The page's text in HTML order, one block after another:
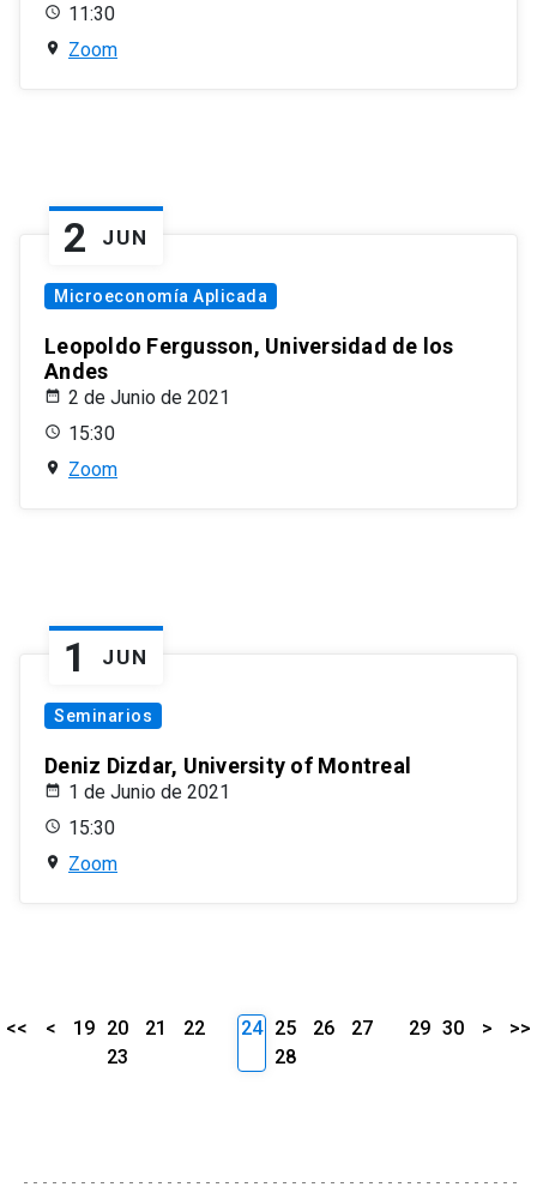
11:30
Zoom
2 JUN
Microeconomía Aplicada
Leopoldo Fergusson, Universidad de los
Andes
2 de Junio de 2021
15:30
Zoom
1 JUN
Seminarios
Deniz Dizdar, University of Montreal
1 de Junio de 2021
15:30
Zoom
<< < 19 20 21
22
23
24 25 26
27
28
29 30 > >>